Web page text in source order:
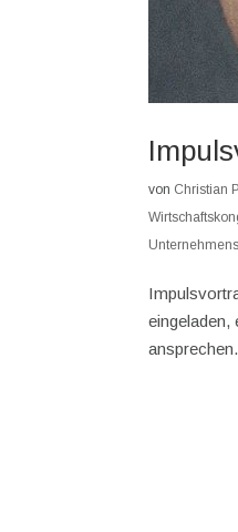
von Christian
eingeladen,